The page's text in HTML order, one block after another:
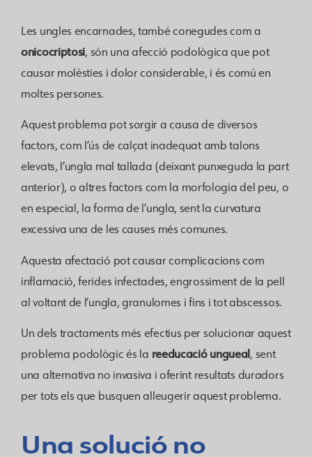
Les ungles encarnades, també conegudes com a
onicocriptosi, són una afecció podològica que pot
causar molèsties i dolor considerable, i és comú en
moltes persones.
Aquest problema pot sorgir a causa de diversos
factors, com l’ús de calçat inadequat amb talons
elevats, l’ungla mal tallada (deixant punxeguda la part
anterior), o altres factors com la morfologia del peu, o
en especial, la forma de l’ungla, sent la curvatura
excessiva una de les causes més comunes.
Aquesta afectació pot causar complicacions com
inflamació, ferides infectades, engrossiment de la pell
al voltant de l’ungla, granulomes i fins i tot abscessos.
Un dels tractaments més efectius per solucionar aquest
problema podològic és la reeducació ungueal, sent
una alternativa no invasiva i oferint resultats duradors
per tots els que busquen alleugerir aquest problema.
Una solució no